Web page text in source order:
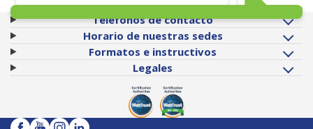
Teléfonos de contacto
Horario de nuestras sedes
Formatos e instructivos
Legales